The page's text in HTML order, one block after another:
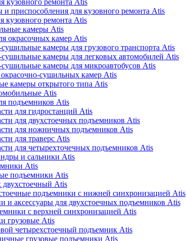
и приспособления для кузовного ремонта Atis
кузовного ремонта Atis
камеры Atis
окрасочных камер Atis
камеры для грузового транспорта Atis
камеры для легковых автомобилей Atis
камеры для микроавтобусов Atis
сушильных камер Atis
камеры открытого типа Atis
Atis
подъемников Atis
для гидростанций Atis
для двухстоечных подъемников Atis
для ножничных подъемников Atis
для траверс Atis
для четырехточечных подъемников Atis
и сальники Atis
Atis
подъемники Atis
Atis
подъемники с нижней синхронизацией Atis
и аксессуары для двухстоечных подъемников Atis
с верхней синхронизацией Atis
грузовые Atis
четырехстоечный подъемник Atis
грузовые подъемники Atis